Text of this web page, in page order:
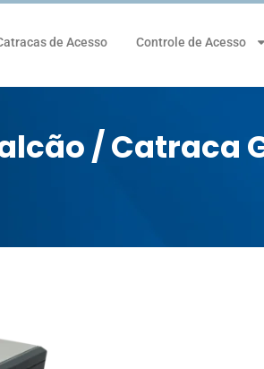
de Acesso Controle de Acesso
/ Catraca